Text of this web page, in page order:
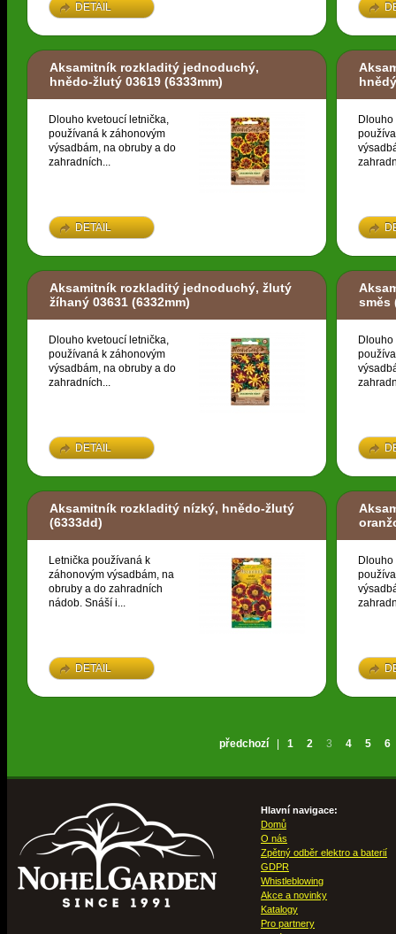
DETAIL
Aksamitník rozkladitý jednoduchý,
hnědo-žlutý 03619 (6333mm)
Dlouho kvetoucí letnička,
používaná k záhonovým
výsadbám, na obruby a do
zahradních...
DETAIL
Aksamitník rozkladitý jednoduchý, žlutý
žíhaný 03631 (6332mm)
Dlouho kvetoucí letnička,
používaná k záhonovým
výsadbám, na obruby a do
zahradních...
DETAIL
směs
Aksamitník rozkladitý nízký, hnědo-žlutý
(6333dd)
Letnička používaná k
záhonovým výsadbám, na
obruby a do zahradních
nádob. Snáší i...
DETAIL
předchozí 1 2 3 4 5 6
Hlavní navigace:
Domů
O nás
Zpětný odběr elektro a baterií
GDPR
Whistleblowing
Akce a novinky
Katalogy
Pro partnery